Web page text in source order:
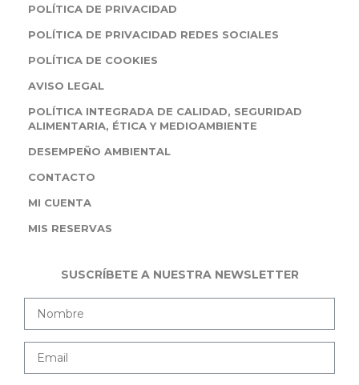
POLÍTICA DE PRIVACIDAD
POLÍTICA DE PRIVACIDAD REDES SOCIALES
POLÍTICA DE COOKIES
AVISO LEGAL
POLÍTICA INTEGRADA DE CALIDAD, SEGURIDAD
ALIMENTARIA, ÉTICA Y MEDIOAMBIENTE
DESEMPEÑO AMBIENTAL
CONTACTO
MI CUENTA
MIS RESERVAS
SUSCRÍBETE A NUESTRA NEWSLETTER